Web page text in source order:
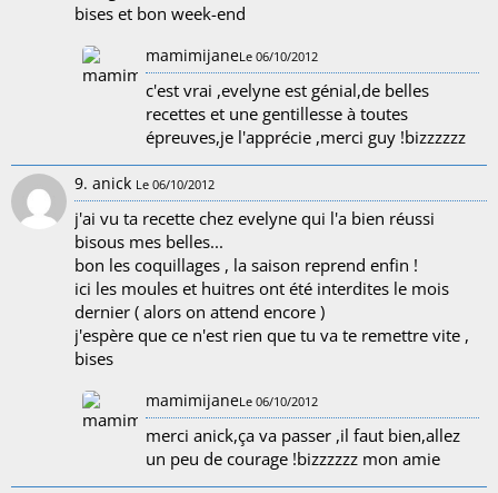
bises et bon week-end
mamimijaneLe 06/10/2012
c'est vrai ,evelyne est génial,de belles
recettes et une gentillesse à toutes
épreuves,je l'apprécie ,merci guy !bizzzzzz
9. anick Le 06/10/2012
j'ai vu ta recette chez evelyne qui l'a bien réussi
bisous mes belles...
bon les coquillages , la saison reprend enfin !
ici les moules et huitres ont été interdites le mois
dernier ( alors on attend encore )
j'espère que ce n'est rien que tu va te remettre vite ,
bises
mamimijaneLe 06/10/2012
merci anick,ça va passer ,il faut bien,allez
un peu de courage !bizzzzzz mon amie